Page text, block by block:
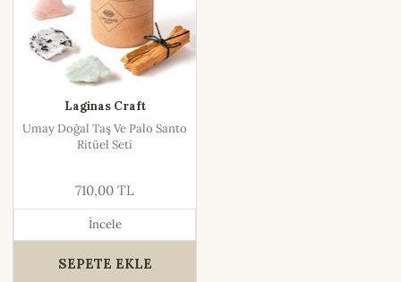
Laginas Craft
Umay Doğal Taş Ve Palo Santo
Ritüel Seti
710,00 TL
İncele
SEPETE EKLE